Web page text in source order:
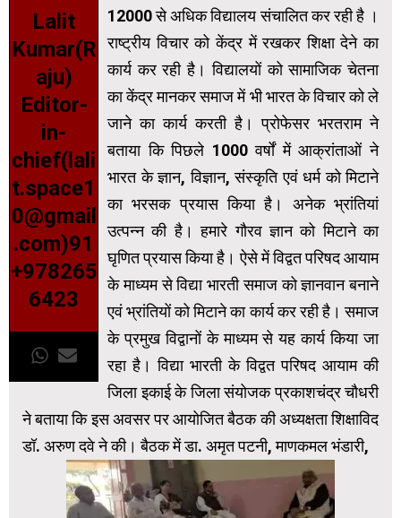
Lalit
Kumar(R
aju)
Editor-
in-
chief(lali
t.space1
0@gmail
.com)91
+978265
6423
12000 से अधिक विद्यालय संचालित कर रही है ।
राष्ट्रीय विचार को केंद्र में रखकर शिक्षा देने का
कार्य कर रही है। विद्यालयों को सामाजिक चेतना
का केंद्र मानकर समाज में भी भारत के विचार को ले
जाने का कार्य करती है। प्रोफेसर भरतराम ने
बताया कि पिछले 1000 वर्षों में आक्रांताओं ने
भारत के ज्ञान, विज्ञान, संस्कृति एवं धर्म को मिटाने
का भरसक प्रयास किया है। अनेक भ्रांतियां
उत्पन्न की है। हमारे गौरव ज्ञान को मिटाने का
घृणित प्रयास किया है। ऐसे में विद्वत परिषद आयाम
के माध्यम से विद्या भारती समाज को ज्ञानवान बनाने
एवं भ्रांतियों को मिटाने का कार्य कर रही है। समाज
के प्रमुख विद्वानों के माध्यम से यह कार्य किया जा
रहा है। विद्या भारती के विद्वत परिषद आयाम की
जिला इकाई के जिला संयोजक प्रकाशचंद्र चौधरी
ने बताया कि इस अवसर पर आयोजित बैठक की अध्यक्षता शिक्षाविद
डॉ. अरुण दवे ने की। बैठक में डा. अमृत पटनी, माणकमल भंडारी,